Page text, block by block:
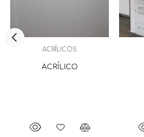
ACRÍLICOS
ACRÍLICO